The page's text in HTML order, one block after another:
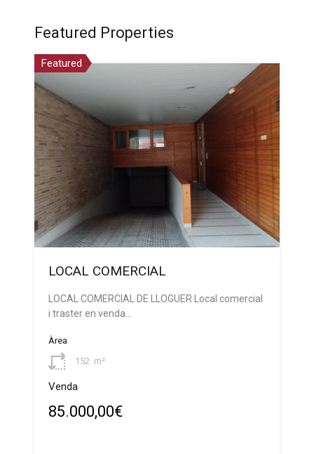
Featured Properties
Featured
LOCAL COMERCIAL
LOCAL COMERCIAL DE LLOGUER Local comercial
i traster en venda…
Àrea
152 m²
Venda
85.000,00€